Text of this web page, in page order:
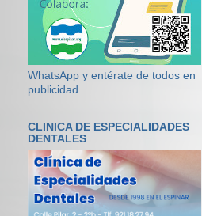
WhatsApp y entérate de todos en
publicidad.
CLINICA DE ESPECIALIDADES
DENTALES